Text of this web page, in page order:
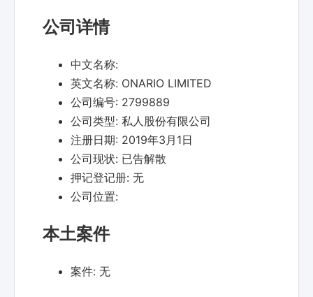
公司详情
中文名称:
英文名称: ONARIO LIMITED
公司编号: 2799889
公司类型: 私人股份有限公司
注册日期: 2019年3月1日
公司现状: 已告解散
押记登记册: 无
公司位置:
本土案件
案件: 无